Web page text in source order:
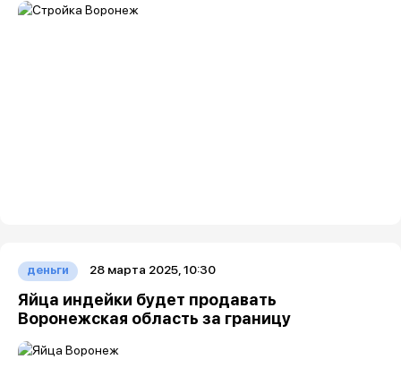
деньги 28 марта 2025, 10:30
Яйца индейки будет продавать
Воронежская область за границу